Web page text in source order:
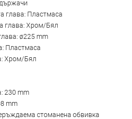
глава: Пластмаса
глава: Хром/Бял
ø225 mm
Пластмаса
Хром/Бял
230 mm
mm
стоманена обвивка